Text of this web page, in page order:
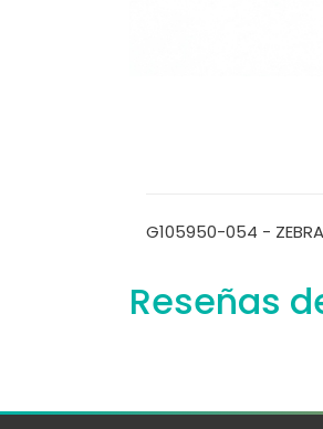
G105950-054 -
Reseñas